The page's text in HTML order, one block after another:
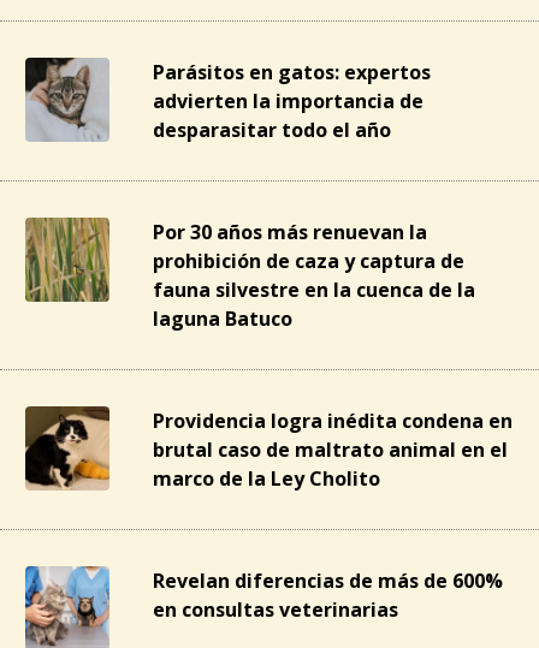
Parásitos en gatos: expertos
advierten la importancia de
desparasitar todo el año
Por 30 años más renuevan la
prohibición de caza y captura de
fauna silvestre en la cuenca de la
laguna Batuco
Providencia logra inédita condena en
brutal caso de maltrato animal en el
marco de la Ley Cholito
Revelan diferencias de más de 600%
en consultas veterinarias